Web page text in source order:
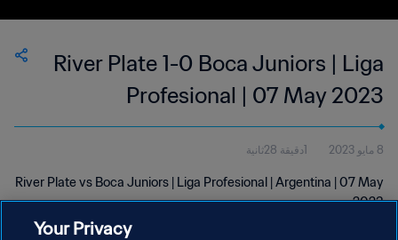
River Plate 1-0 Boca Juniors | Liga
Profesional | 07 May 2023
8 مايو 2023 1دقيقة 28ثانية
River Plate vs Boca Juniors | Liga Profesional | Argentina | 07 May
2023
Your Privacy